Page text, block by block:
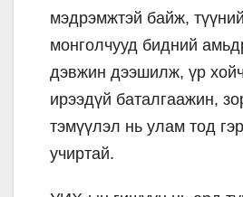
мэдрэмжтэй байж,
монголчууд бидний
дэвжин дээшилж, үр
ирээдүй баталгаажин,
тэмүүлэл нь улам тод
учиртай.